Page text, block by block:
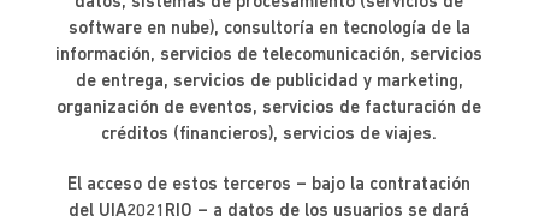
software en nube), consultoría en tecnología de la
información, servicios de telecomunicación, servicios
de entrega, servicios de publicidad y marketing,
organización de eventos, servicios de facturación de
créditos (financieros), servicios de viajes.
El acceso de estos terceros – bajo la contratación
del UIA2021RIO – a datos de los usuarios se dará